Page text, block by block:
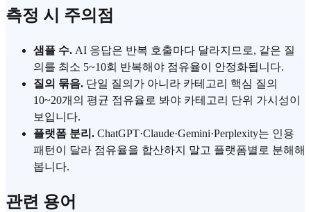
측정 시 주의점
샘플 수. AI 응답은 반복 호출마다 달라지므로, 같은 질
의를 최소 5~10회 반복해야 점유율이 안정화됩니다.
질의 묶음. 단일 질의가 아니라 카테고리 핵심 질의
10~20개의 평균 점유율로 봐야 카테고리 단위 가시성이
보입니다.
플랫폼 분리. ChatGPT·Claude·Gemini·Perplexity는 인용
패턴이 달라 점유율을 합산하지 말고 플랫폼별로 분해해
봅니다.
관련 용어